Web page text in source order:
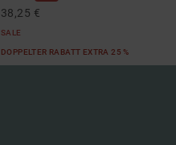
38,25 €
SALE
DOPPELTER RABATT EXTRA 25 %